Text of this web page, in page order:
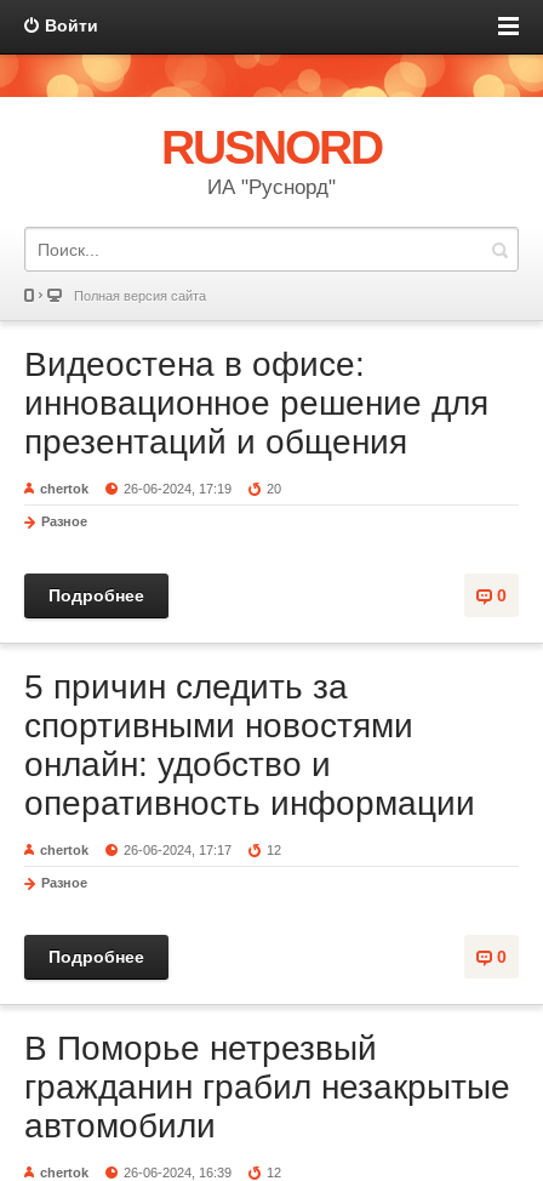
Войти
RUSNORD
ИА "Руснорд"
Полная версия сайта
Видеостена в офисе:
инновационное решение для
презентаций и общения
chertok 26-06-2024, 17:19 20
Разное
0
Подробнее
5 причин следить за
спортивными новостями
онлайн: удобство и
оперативность информации
chertok 26-06-2024, 17:17 12
Разное
0
Подробнее
В Поморье нетрезвый
гражданин грабил незакрытые
автомобили
chertok 26-06-2024, 16:39 12